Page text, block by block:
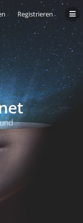
Registrieren